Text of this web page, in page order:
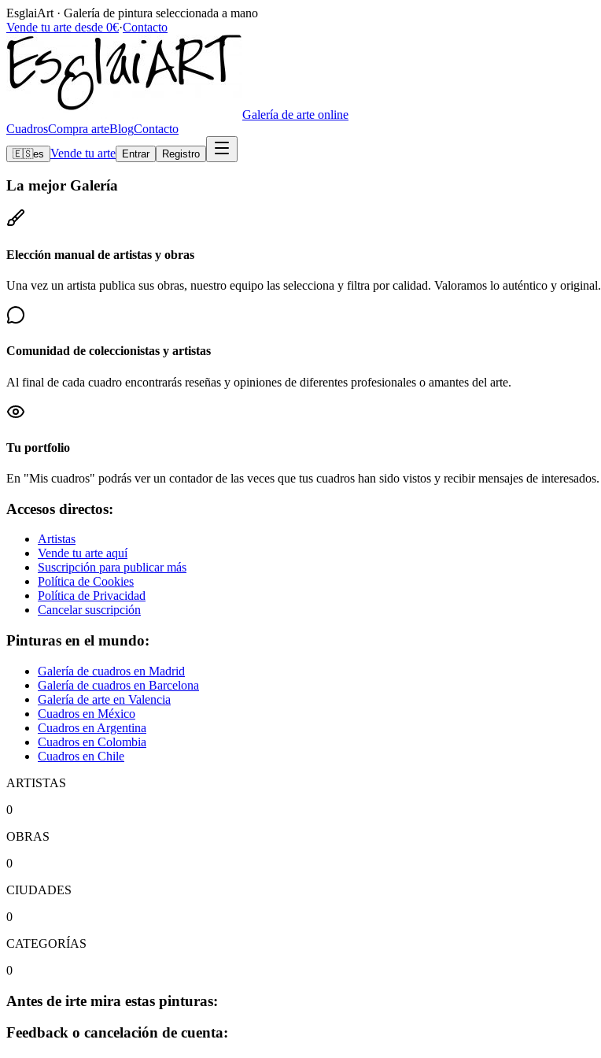
EsglaiArt · Galería de pintura seleccionada a mano
Vende tu arte desde 0€·Contacto
Galería de arte online
CuadrosCompra arteBlogContacto
🇪🇸es Vende tu arte Entrar Registro
La mejor Galería
Elección manual de artistas y obras
Una vez un artista publica sus obras, nuestro equipo las selecciona y filtra por calidad. Valoramos lo auténtico y original.
Comunidad de coleccionistas y artistas
Al final de cada cuadro encontrarás reseñas y opiniones de diferentes profesionales o amantes del arte.
Tu portfolio
En "Mis cuadros" podrás ver un contador de las veces que tus cuadros han sido vistos y recibir mensajes de interesados.
Accesos directos:
Artistas
Vende tu arte aquí
Suscripción para publicar más
Política de Cookies
Política de Privacidad
Cancelar suscripción
Pinturas en el mundo:
Galería de cuadros en Madrid
Galería de cuadros en Barcelona
Galería de arte en Valencia
Cuadros en México
Cuadros en Argentina
Cuadros en Colombia
Cuadros en Chile
ARTISTAS
0
OBRAS
0
CIUDADES
0
CATEGORÍAS
0
Antes de irte mira estas pinturas:
Feedback o cancelación de cuenta: